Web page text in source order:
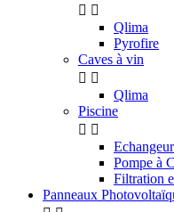
 
Qlima
Pyrofire
Caves à vin
 
Qlima
Piscine
 
Pompe à
Filtration
Panneaux